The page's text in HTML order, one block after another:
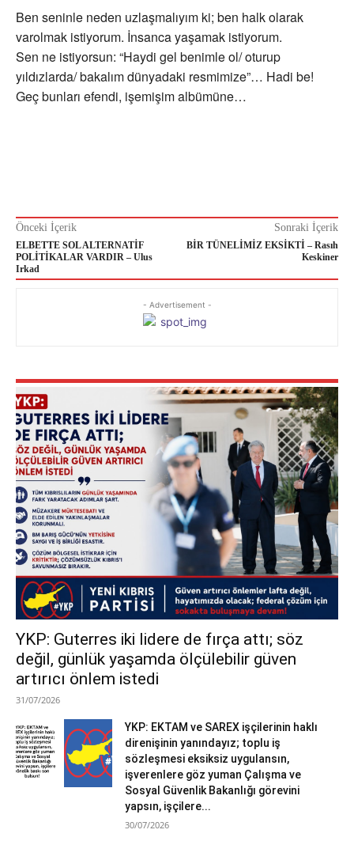
Ben seninle neden uzlaşmalıyım ki; ben halk olarak
varolmak istiyorum. İnsanca yaşamak istiyorum.
Sen ne istiyorsun: “Haydi gel benimle ol/ oturup
yıldızlarda/ bakalım dünyadaki resmimize”… Hadi be!
Geç bunları efendi, işemişim albümüne…
Önceki İçerik
ELBETTE SOL ALTERNATİF
POLİTİKALAR VARDIR – Ulus
Irkad
Sonraki İçerik
BİR TÜNELİMİZ EKSİKTİ – Rasıh
Keskiner
- Advertisement -
YKP: Guterres iki lidere de fırça attı; söz
değil, günlük yaşamda ölçülebilir güven
artırıcı önlem istedi
31/07/2026
YKP: EKTAM ve SAREX işçilerinin haklı
direnişinin yanındayız; toplu iş
sözleşmesi eksiksiz uygulansın,
işverenlere göz yuman Çalışma ve
Sosyal Güvenlik Bakanlığı görevini
yapsın, işçilere...
30/07/2026